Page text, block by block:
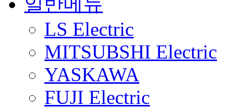
LS Electric
MITSUBSHI Electric
YASKAWA
FUJI Electric